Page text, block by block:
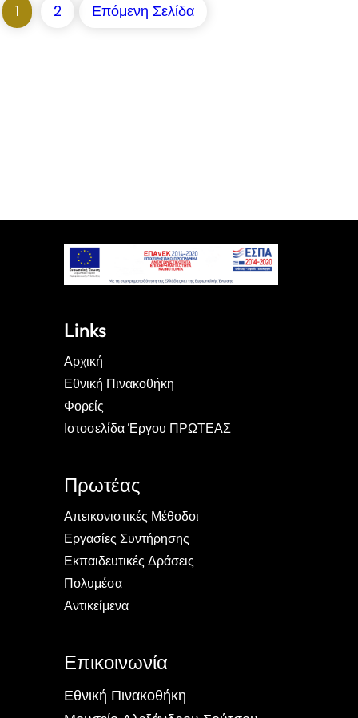
1 2 Επόμενη Σελίδα
Links
Αρχική
Εθνική Πινακοθήκη
Φορείς
Ιστοσελίδα Έργου ΠΡΩΤΕΑΣ
Πρωτέας
Απεικονιστικές Μέθοδοι
Εργασίες Συντήρησης
Εκπαιδευτικές Δράσεις
Πολυμέσα
Αντικείμενα
Επικοινωνία
Εθνική Πινακοθήκη